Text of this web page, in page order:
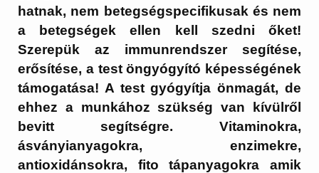
hatnak, nem betegségspecifikusak és nem
a betegségek ellen kell szedni őket!
Szerepük az immunrendszer segítése,
erősítése, a test öngyógyító képességének
támogatása! A test gyógyítja önmagát, de
ehhez a munkához szükség van kívülről
bevitt segítségre. Vitaminokra,
ásványianyagokra, enzimekre,
antioxidánsokra, fito tápanyagokra amik